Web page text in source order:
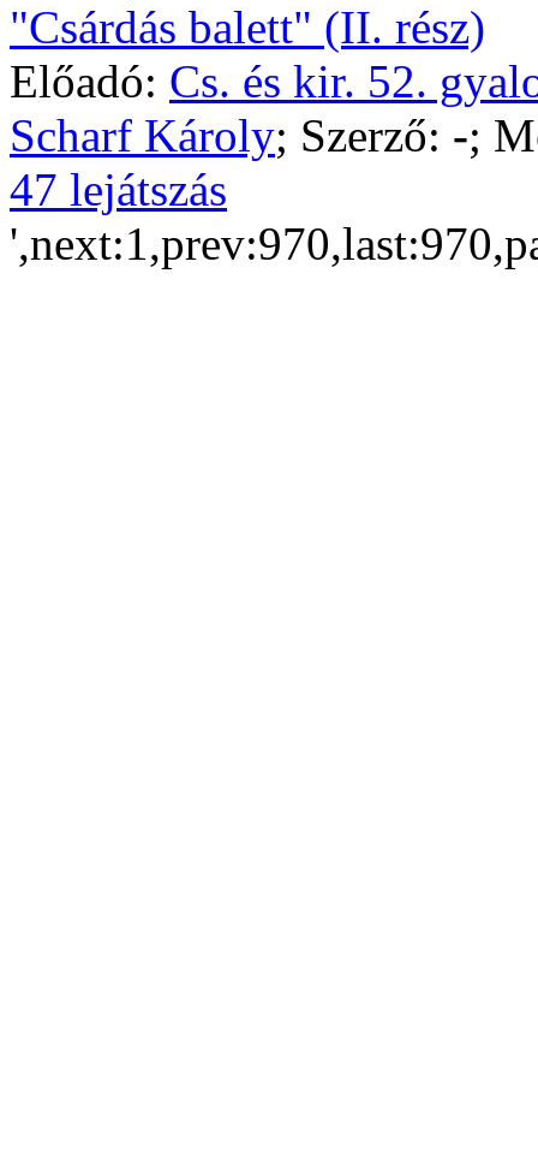
"Csárdás balett" (II. rész)
Előadó: Cs. és kir. 52.
Scharf Károly; Szerző: -;
47 lejátszás